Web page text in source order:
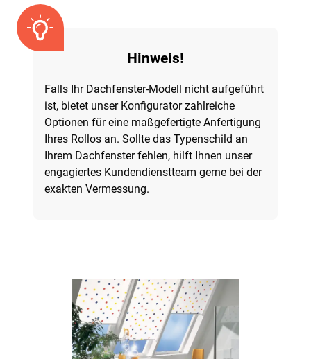
Hinweis!
Falls Ihr Dachfenster-Modell nicht aufgeführt
ist, bietet unser Konfigurator zahlreiche
Optionen für eine maßgefertigte Anfertigung
Ihres Rollos an. Sollte das Typenschild an
Ihrem Dachfenster fehlen, hilft Ihnen unser
engagiertes Kundendienstteam gerne bei der
exakten Vermessung.